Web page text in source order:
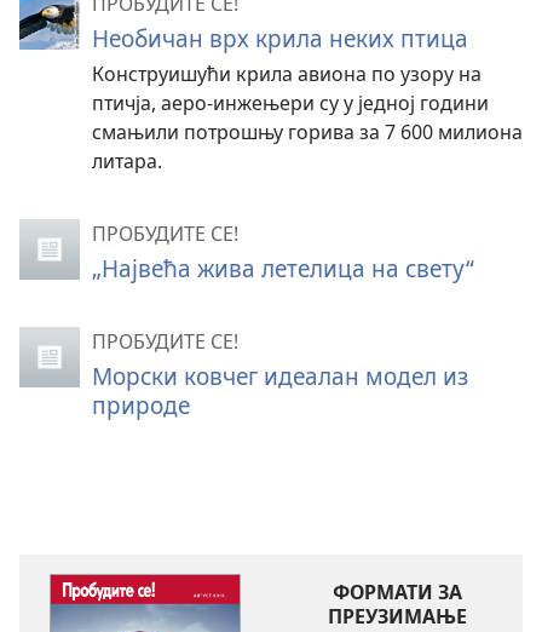
Необичан врх крила неких птица
Конструишући крила авиона по узору на
птичја, аеро-инжењери су у једној години
смањили потрошњу горива за 7 600 милиона
литара.
ПРОБУДИТЕ СЕ!
„Највећа жива летелица на свету“
ПРОБУДИТЕ СЕ!
Морски ковчег идеалан модел из
природе
ФОРМАТИ ЗА
ПРЕУЗИМАЊЕ